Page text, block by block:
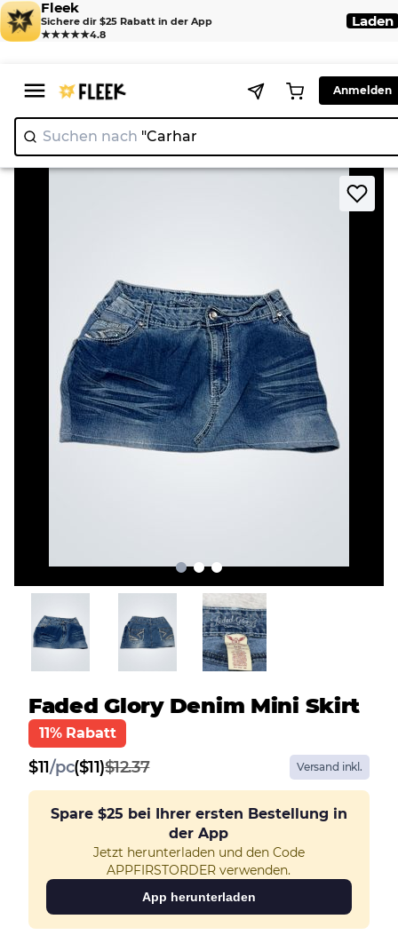
Fleek
Sichere dir $25 Rabatt in der App
★★★★★4.8
Laden
Anmelden
Suchen nach "C
Home > Skirt > Faded Glory Denim Mini Skirt
Faded Glory Denim Mini Skirt
11% Rabatt
$11/pc($11)$12.37 Versand inkl.
Spare $25 bei Ihrer ersten Bestellung in
der App
Jetzt herunterladen und den Code
APPFIRSTORDER verwenden.
App herunterladen